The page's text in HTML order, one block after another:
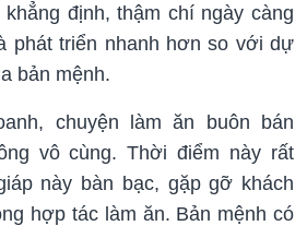
định, thậm chí ngày càng
phát triển nhanh hơn so với dự
bản mệnh.
chuyện làm ăn buôn bán
vô cùng. Thời điểm này rất
này bàn bạc, gặp gỡ khách
hợp tác làm ăn. Bản mệnh có